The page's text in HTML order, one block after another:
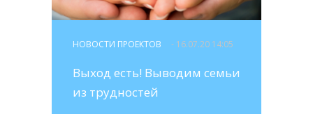
НОВОСТИ ПРОЕКТОВ - 16.07.20 14:05
Выход есть! Выводим семьи
из трудностей